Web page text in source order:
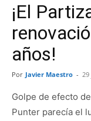
¡El
años!
Por Javier Maestro -
Golpe de efecto
Punter parecía el